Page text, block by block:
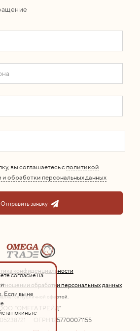
вы соглашаетесь с политикой
обработки персональных данных
Отправить заявку
конфиденциальности
обработки персональных данных
публичной офертой.
"ОМЕГА ТРЕЙД"
ОГРН 1257700071155
согласие на
Если вы не
покиньте